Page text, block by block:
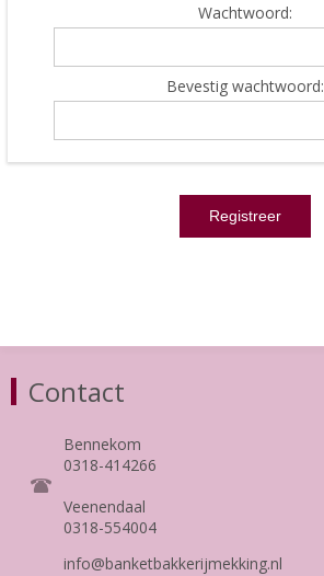
Wachtwoord:
Bevestig wachtwoord:
Contact
Bennekom
0318-414266
Veenendaal
0318-554004
info@banketbakkerijmekking.nl